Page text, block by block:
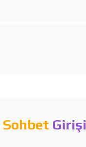
Sohbet Girişi